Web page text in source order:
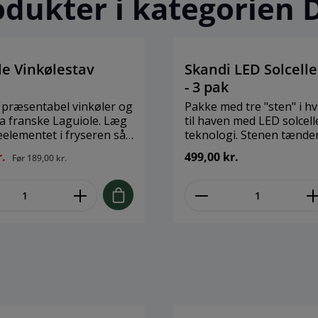
i kategorien
Vinkølestav
præsentabel vinkøler og
Laguiole. Læg
i fryseren så
til din vin. Når du så
din vin skal du blot
kolde element i flasken
skænken i enden af
Lettere bliver det ikke!
Før 189,00 kr.
Skandi LED
- 3 pak
Pakke med tre "sten" i
til haven med LED
teknologi. Stenen
automatisk når det bliver
og lyser op i havens
behøver gøre andet
stemningen. Stenene
499,00 kr.